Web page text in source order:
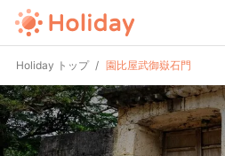
Holiday トップ 園比屋武御嶽石門